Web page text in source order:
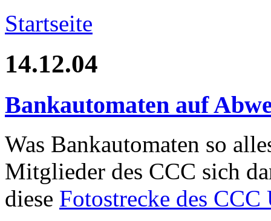
Startseite
14.12.04
Bankautomaten auf
Was Bankautomaten so
Mitglieder des CCC sich
diese Fotostrecke des CCC